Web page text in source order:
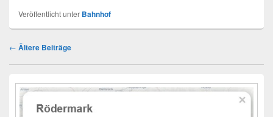
Veröffentlicht unter Bahnhof
Beitragsnavigation
← Ältere Beiträge
Seitenleisten-
Widgetbereich